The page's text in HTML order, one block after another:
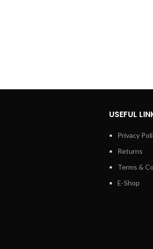
USEFUL
Privacy
Returns
Terms &
E-Shop